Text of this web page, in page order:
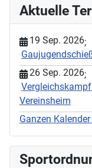
Aktuelle
19 Sep. 2026;
26 Sep. 2026;
Vereinsheim
Ganzen